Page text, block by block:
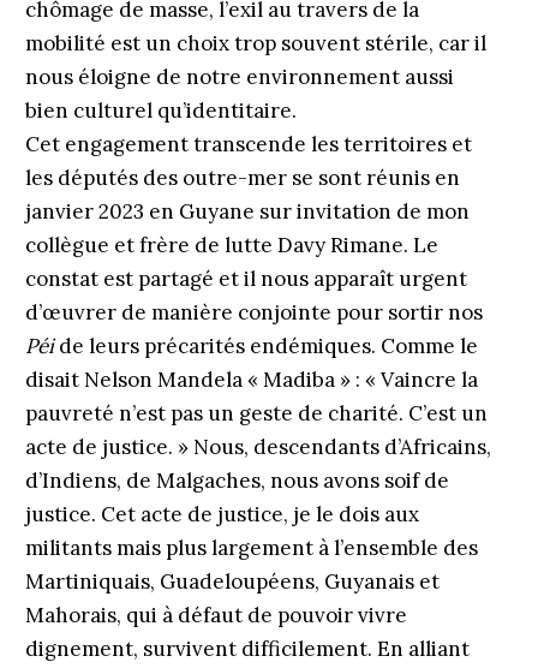
chômage de masse, l’exil au travers de la
mobilité est un choix trop souvent stérile, car il
nous éloigne de notre environnement aussi
bien culturel qu’identitaire.
Cet engagement transcende les territoires et
les députés des outre-mer se sont réunis en
janvier 2023 en Guyane sur invitation de mon
collègue et frère de lutte Davy Rimane. Le
constat est partagé et il nous apparaît urgent
d’œuvrer de manière conjointe pour sortir nos
Péide leurs précarités endémiques. Comme le
disait Nelson Mandela « Madiba » : « Vaincre la
pauvreté n’est pas un geste de charité. C’est un
acte de justice. » Nous, descendants d’Africains,
d’Indiens, de Malgaches, nous avons soif de
justice. Cet acte de justice, je le dois aux
militants mais plus largement à l’ensemble des
Martiniquais, Guadeloupéens, Guyanais et
Mahorais, qui à défaut de pouvoir vivre
dignement, survivent difficilement. En alliant